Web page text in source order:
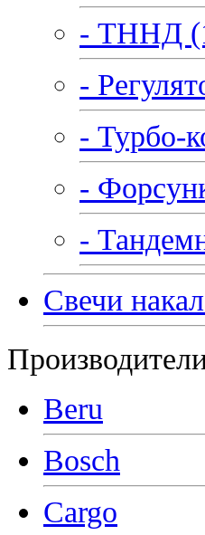
- ТННД
-
- Турбо-
-
-
Свечи
Beru
Bosch
Cargo